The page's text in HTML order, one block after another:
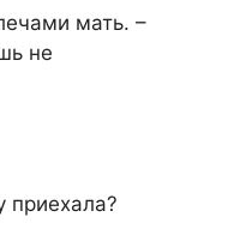
мать. –
не
приехала?